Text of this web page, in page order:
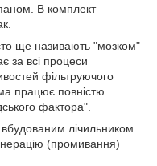
В комплект
ще називають "мозком"
за всі процеси
фільтруючого
працює повністю
фактора".
лічильником
(промивання)